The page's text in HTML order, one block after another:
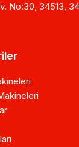
No:30, 34513,